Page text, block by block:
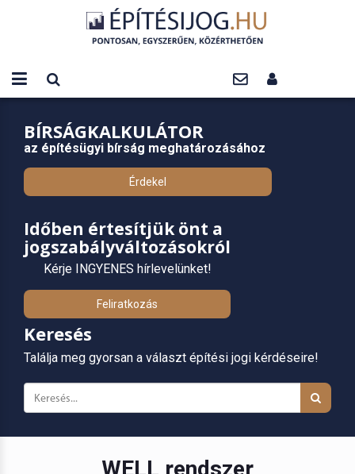
BÍRSÁGKALKULÁTOR
az építésügyi bírság meghatározásához
Érdekel
Időben értesítjük önt a
jogszabályváltozásokról
Kérje INGYENES hírlevelünket!
Feliratkozás
Keresés
Találja meg gyorsan a választ építési jogi kérdéseire!
WELL rendszer